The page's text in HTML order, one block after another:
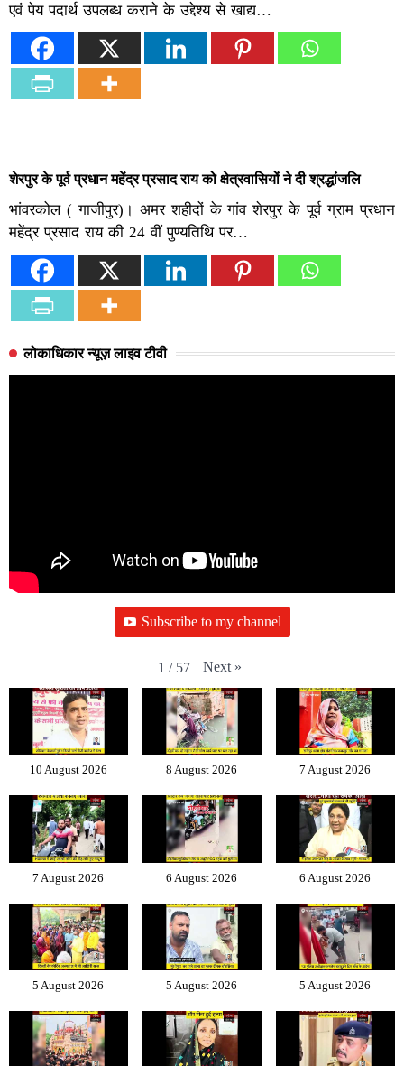
एवं पेय पदार्थ उपलब्ध कराने के उद्देश्य से खाद्य…
शेरपुर के पूर्व प्रधान महेंद्र प्रसाद राय को क्षेत्रवासियों ने दी श्रद्धांजलि
भांवरकोल ( गाजीपुर)। अमर शहीदों के गांव शेरपुर के पूर्व ग्राम प्रधान
महेंद्र प्रसाद राय की 24 वीं पुण्यतिथि पर…
लोकाधिकार न्यूज़ लाइव टीवी
Subscribe to my channel
1 / 57 Next »
10 August 2026 8 August 2026 7 August 2026
7 August 2026 6 August 2026 6 August 2026
5 August 2026 5 August 2026 5 August 2026